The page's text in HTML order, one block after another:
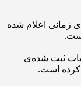
زمانی اعلام شده
ثبت شده‌ی
کرده است.